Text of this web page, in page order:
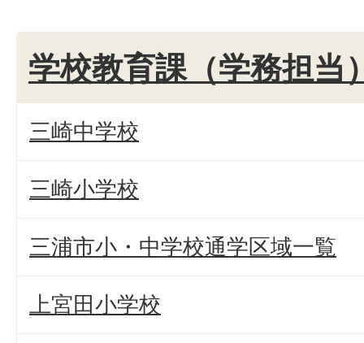
学校教育課（学務担当
三崎中学校
三崎小学校
三浦市小・中学校通学区域一覧
上宮田小学校